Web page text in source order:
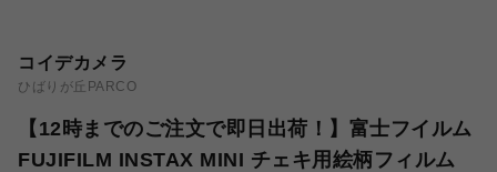
コイデカメラ
ひばりが丘PARCO
【12時までのご注文で即日出荷！】富士フイルム
FUJIFILM INSTAX MINI チェキ用絵柄フィルム